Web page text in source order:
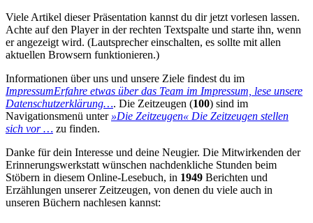
Viele Artikel dieser Präsentation kannst du dir jetzt vorlesen lassen.
Achte auf den Player in der rechten Textspalte und starte ihn, wenn
er angezeigt wird. (Lautsprecher einschalten, es sollte mit allen
aktuellen Browsern funktionieren.)
Informationen über uns und unsere Ziele findest du im
ImpressumErfahre etwas über das Team im Impressum, lese unsere
Datenschutzerklärung…. Die Zeitzeugen (100) sind im
Navigationsmenü unter »Die Zeitzeugen« Die Zeitzeugen stellen
sich vor … zu finden.
Danke für dein Interesse und deine Neugier. Die Mitwirkenden der
Erinnerungswerkstatt wünschen nachdenkliche Stunden beim
Stöbern in diesem Online-Lesebuch, in 1949 Berichten und
Erzählungen unserer Zeitzeugen, von denen du viele auch in
unseren Büchern nachlesen kannst: